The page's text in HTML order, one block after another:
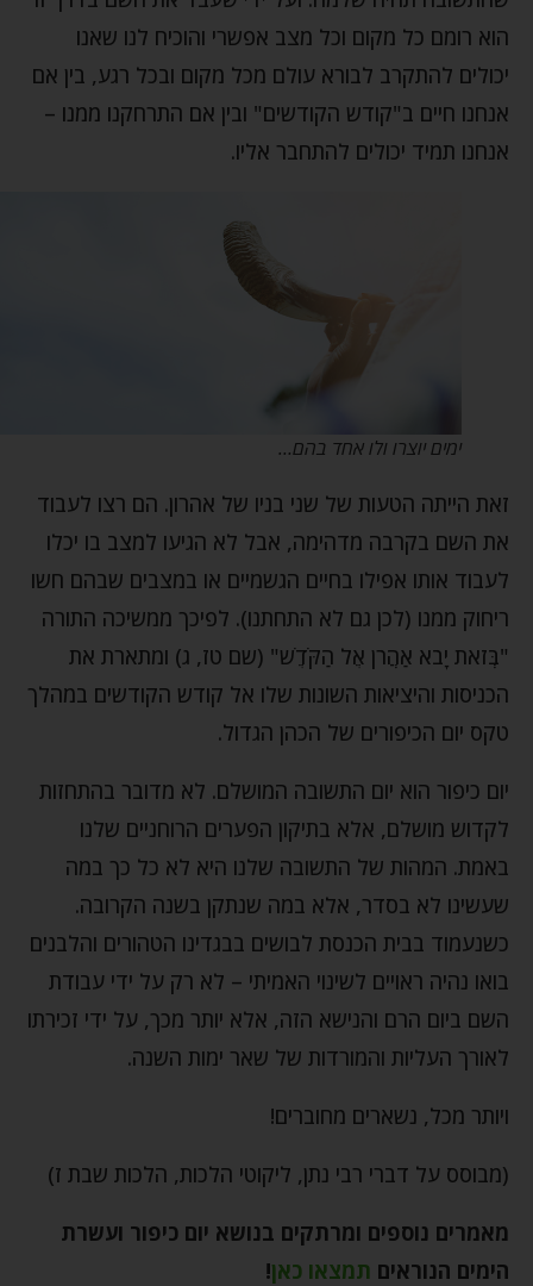
הוא רומם כל מקום וכל מצב אפשרי והוכיח לנו שאנו
יכולים להתקרב לבורא עולם מכל מקום ובכל רגע, בין אם
אנחנו חיים ב"קודש הקודשים" ובין אם התרחקנו ממנו –
אנחנו תמיד יכולים להתחבר אליו.
ימים יוצרו ולו אחד בהם…
זאת הייתה הטעות של שני בניו של אהרון. הם רצו לעבוד
את השם בקרבה מדהימה, אבל לא הגיעו למצב בו יכלו
לעבוד אותו אפילו בחיים הגשמיים או במצבים שבהם חשו
ריחוק ממנו (לכן גם לא התחתנו). לפיכך ממשיכה התורה
"בְּזֹאת יָבֹא אַהֲרֹן אֶל הַקֹּדֶשׁ" (שם טז, ג) ומתארת את
הכניסות והיציאות השונות שלו אל קודש הקודשים במהלך
טקס יום הכיפורים של הכהן הגדול.
יום כיפור הוא יום התשובה המושלם. לא מדובר בהתחזות
לקדוש מושלם, אלא בתיקון הפערים הרוחניים שלנו
באמת. המהות של התשובה שלנו היא לא כל כך במה
שעשינו לא בסדר, אלא במה שנתקן בשנה הקרובה.
כשנעמוד בבית הכנסת לבושים בבגדינו הטהורים והלבנים
בואו נהיה ראויים לשינוי האמיתי – לא רק על ידי עבודת
השם ביום הרם והנישא הזה, אלא יותר מכך, על ידי זכירתו
לאורך העליות והמורדות של שאר ימות השנה.
ויותר מכל, נשארים מחוברים!
(מבוסס על דברי רבי נתן, ליקוטי הלכות, הלכות שבת ז)
מאמרים נוספים ומרתקים בנושא יום כיפור ועשרת
הימים הנוראים תמצאו כאן!